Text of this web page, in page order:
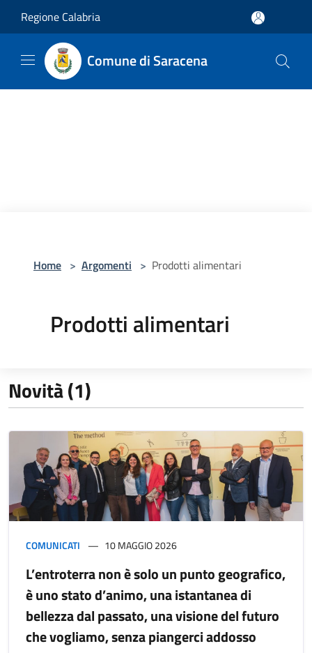
Regione Calabria
Comune di Saracena
Home > Argomenti > Prodotti alimentari
Prodotti alimentari
Novità (1)
COMUNICATI 10 MAGGIO 2026
L’entroterra non è solo un punto geografico,
è uno stato d’animo, una istantanea di
bellezza dal passato, una visione del futuro
che vogliamo, senza piangerci addosso